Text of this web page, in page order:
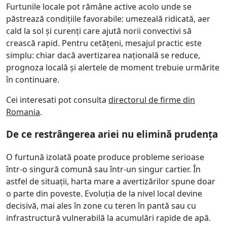
Furtunile locale pot rămâne active acolo unde se
păstrează condițiile favorabile: umezeală ridicată, aer
cald la sol și curenți care ajută norii convectivi să
crească rapid. Pentru cetățeni, mesajul practic este
simplu: chiar dacă avertizarea națională se reduce,
prognoza locală și alertele de moment trebuie urmărite
în continuare.
Cei interesati pot consulta directorul de firme din
Romania.
De ce restrângerea ariei nu elimină prudența
O furtună izolată poate produce probleme serioase
într-o singură comună sau într-un singur cartier. În
astfel de situații, harta mare a avertizărilor spune doar
o parte din poveste. Evoluția de la nivel local devine
decisivă, mai ales în zone cu teren în pantă sau cu
infrastructură vulnerabilă la acumulări rapide de apă.